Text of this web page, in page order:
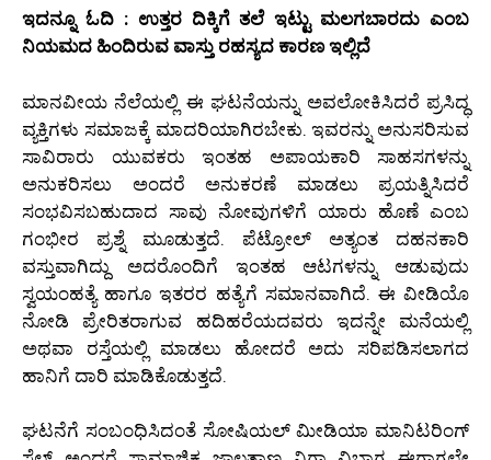
ಇದನ್ನೂ ಓದಿ : ಉತ್ತರ ದಿಕ್ಕಿಗೆ ತಲೆ ಇಟ್ಟು ಮಲಗಬಾರದು ಎಂಬ
ನಿಯಮದ ಹಿಂದಿರುವ ವಾಸ್ತು ರಹಸ್ಯದ ಕಾರಣ ಇಲ್ಲಿದೆ
ಮಾನವೀಯ ನೆಲೆಯಲ್ಲಿ ಈ ಘಟನೆಯನ್ನು ಅವಲೋಕಿಸಿದರೆ ಪ್ರಸಿದ್ಧ
ವ್ಯಕ್ತಿಗಳು ಸಮಾಜಕ್ಕೆ ಮಾದರಿಯಾಗಿರಬೇಕು. ಇವರನ್ನು ಅನುಸರಿಸುವ
ಸಾವಿರಾರು ಯುವಕರು ಇಂತಹ ಅಪಾಯಕಾರಿ ಸಾಹಸಗಳನ್ನು
ಅನುಕರಿಸಲು ಅಂದರೆ ಅನುಕರಣೆ ಮಾಡಲು ಪ್ರಯತ್ನಿಸಿದರೆ
ಸಂಭವಿಸಬಹುದಾದ ಸಾವು ನೋವುಗಳಿಗೆ ಯಾರು ಹೊಣೆ ಎಂಬ
ಗಂಭೀರ ಪ್ರಶ್ನೆ ಮೂಡುತ್ತದೆ. ಪೆಟ್ರೋಲ್ ಅತ್ಯಂತ ದಹನಕಾರಿ
ವಸ್ತುವಾಗಿದ್ದು ಅದರೊಂದಿಗೆ ಇಂತಹ ಆಟಗಳನ್ನು ಆಡುವುದು
ಸ್ವಯಂಹತ್ಯೆ ಹಾಗೂ ಇತರರ ಹತ್ಯೆಗೆ ಸಮಾನವಾಗಿದೆ. ಈ ವೀಡಿಯೊ
ನೋಡಿ ಪ್ರೇರಿತರಾಗುವ ಹದಿಹರೆಯದವರು ಇದನ್ನೇ ಮನೆಯಲ್ಲಿ
ಅಥವಾ ರಸ್ತೆಯಲ್ಲಿ ಮಾಡಲು ಹೋದರೆ ಅದು ಸರಿಪಡಿಸಲಾಗದ
ಹಾನಿಗೆ ದಾರಿ ಮಾಡಿಕೊಡುತ್ತದೆ.
ಘಟನೆಗೆ ಸಂಬಂಧಿಸಿದಂತೆ ಸೋಷಿಯಲ್ ಮೀಡಿಯಾ ಮಾನಿಟರಿಂಗ್